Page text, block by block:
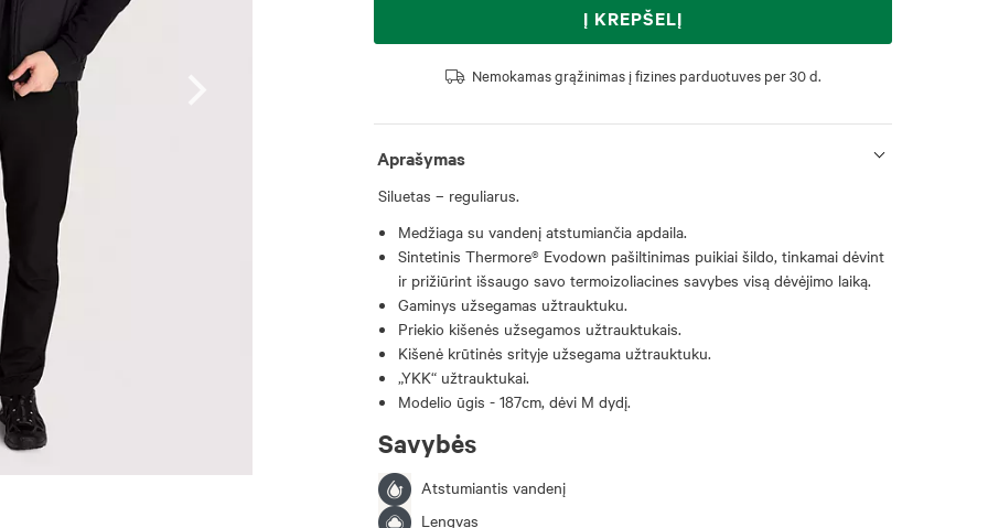
Į KREPŠELĮ
Nemokamas grąžinimas į fizines parduotuves per 30 d.
Aprašymas
Siluetas – reguliarus.
Medžiaga su vandenį atstumiančia apdaila.
Sintetinis Thermore® Evodown pašiltinimas puikiai šildo, tinkamai dėvint
ir prižiūrint išsaugo savo termoizoliacines savybes visą dėvėjimo laiką.
Gaminys užsegamas užtrauktuku.
Priekio kišenės užsegamos užtrauktukais.
Kišenė krūtinės srityje užsegama užtrauktuku.
„YKK“ užtrauktukai.
Modelio ūgis - 187cm, dėvi M dydį.
Savybės
Atstumiantis vandenį
Lengvas